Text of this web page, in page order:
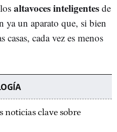
altavoces inteligentes de
ya un aparato que, si bien
casas, cada vez es menos
noticias clave sobre